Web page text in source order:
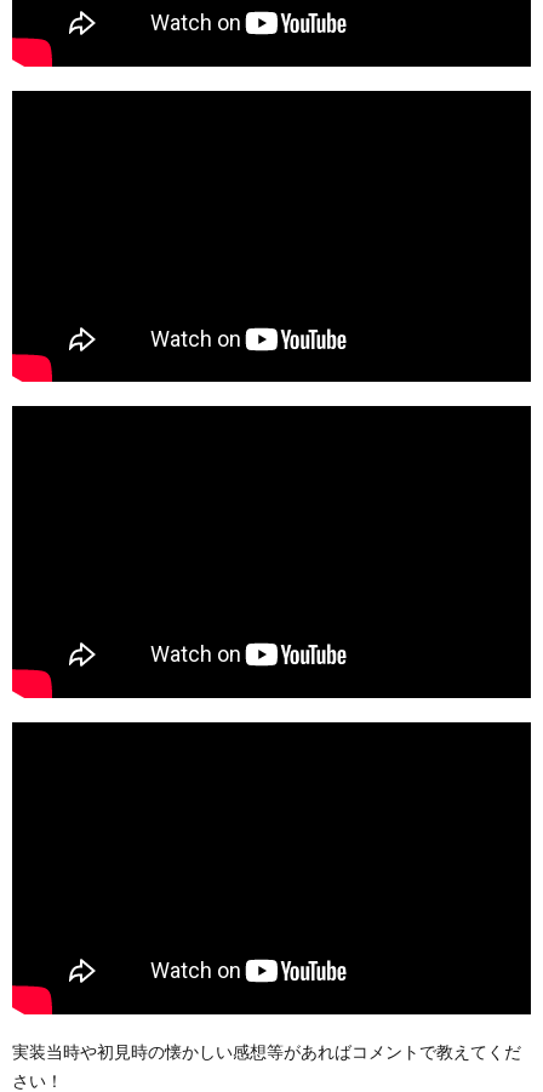
実装当時や初見時の懐かしい感想等があればコメントで教えてくだ
さい！